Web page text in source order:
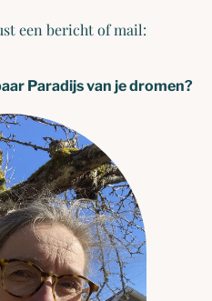
een bericht of mail:
Paradijs van je dromen?